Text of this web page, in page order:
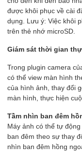
được khôi phục về cài
dụng. Lưu ý: Việc khôi
trên thẻ nhớ microSD.
Giám sát thời gian
Trong plugin camera
có thể view màn hình
của hình ảnh, thay đổi
màn hình, thực hiện
Tầm nhìn ban đêm
Máy ảnh có thể tự
ban đêm theo sự thay
nhìn ban đêm hồng